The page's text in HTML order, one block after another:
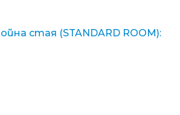
стая (STANDARD ROOM):